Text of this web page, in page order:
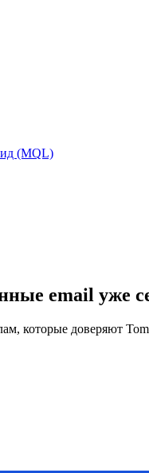
(MQL)
email уже
которые доверяют